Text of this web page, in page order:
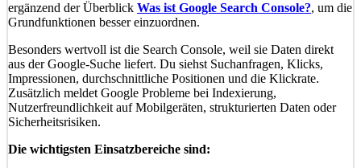
ergänzend der Überblick Was ist Google Search Console?, um die
Grundfunktionen besser einzuordnen.
Besonders wertvoll ist die Search Console, weil sie Daten direkt
aus der Google-Suche liefert. Du siehst Suchanfragen, Klicks,
Impressionen, durchschnittliche Positionen und die Klickrate.
Zusätzlich meldet Google Probleme bei Indexierung,
Nutzerfreundlichkeit auf Mobilgeräten, strukturierten Daten oder
Sicherheitsrisiken.
Die wichtigsten Einsatzbereiche sind: